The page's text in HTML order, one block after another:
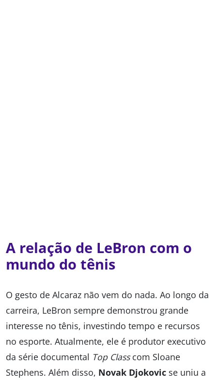
A relação de LeBron com o
mundo do tênis
O gesto de Alcaraz não vem do nada. Ao longo da
carreira, LeBron sempre demonstrou grande
interesse no tênis, investindo tempo e recursos
no esporte. Atualmente, ele é produtor executivo
da série documental Top Classcom Sloane
Stephens. Além disso, Novak Djokovic se uniu a